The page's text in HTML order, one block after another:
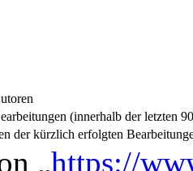
(innerhalb der letzten
der kürzlich erfolgten
„https://